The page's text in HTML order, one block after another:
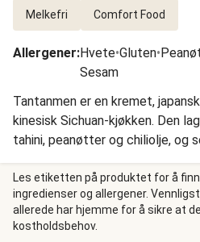
Melkefri Comfort Food
Allergener:Hvete•Gluten•
Sesam
Tantanmen er en kremet,
kinesisk Sichuan-kjøkken. Den
tahini, peanøtter og chiliolje, og
krydret kjøttdeig av storfe og
versjon er både fyldig og varmende en skikkelig god
du bør glede deg til å prøve!
Les etiketten på produktet for å
ingredienser og allergener.
allerede har hjemme for å sikre at
kostholdsbehov.